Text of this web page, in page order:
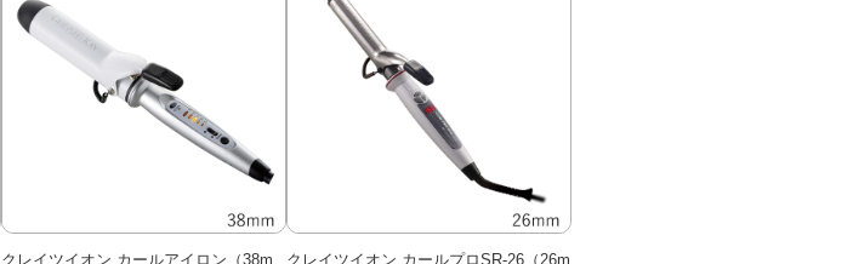
クレイツイオン カールアイロン（38m
クレイツイオン カールプロSR-26（26m